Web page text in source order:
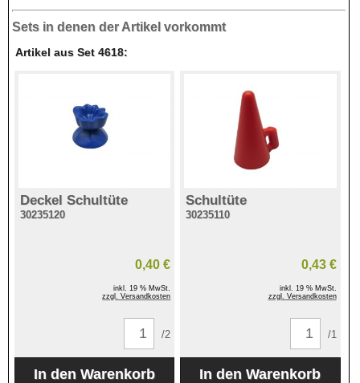
Sets in denen der Artikel vorkommt
Artikel aus Set 4618:
Deckel Schultüte
30235120
0,40 €
inkl. 19 % MwSt.
zzgl. Versandkosten
/2
Schultüte
30235110
0,43 €
inkl. 19 % MwSt.
zzgl. Versandkosten
/1